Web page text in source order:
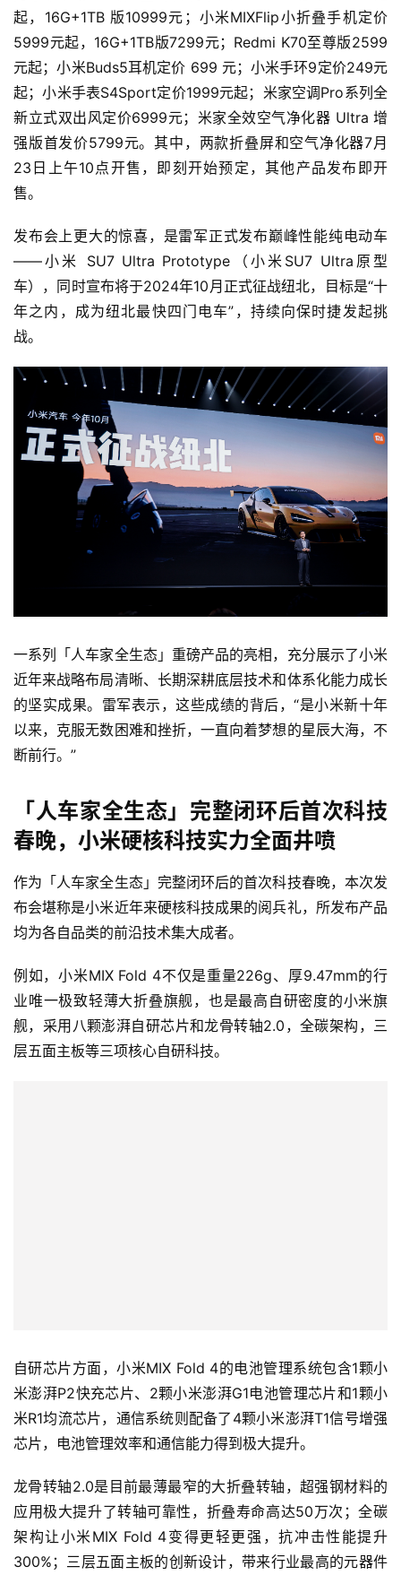
起，16G+1TB 版10999元；小米MIXFlip小折叠手机定价
5999元起，16G+1TB版7299元；Redmi K70至尊版2599
元起；小米Buds5耳机定价 699 元；小米手环9定价249元
起；小米手表S4Sport定价1999元起；米家空调Pro系列全
新立式双出风定价6999元；米家全效空气净化器 Ultra 增
强版首发价5799元。其中，两款折叠屏和空气净化器7月
23日上午10点开售，即刻开始预定，其他产品发布即开
售。
发布会上更大的惊喜，是雷军正式发布巅峰性能纯电动车
——小米 SU7 Ultra Prototype（小米SU7 Ultra原型
车），同时宣布将于2024年10月正式征战纽北，目标是“十
年之内，成为纽北最快四门电车”，持续向保时捷发起挑
战。
一系列「人车家全生态」重磅产品的亮相，充分展示了小米
近年来战略布局清晰、长期深耕底层技术和体系化能力成长
的坚实成果。雷军表示，这些成绩的背后，“是小米新十年
以来，克服无数困难和挫折，一直向着梦想的星辰大海，不
断前行。”
「人车家全生态」完整闭环后首次科技
春晚，小米硬核科技实力全面井喷
作为「人车家全生态」完整闭环后的首次科技春晚，本次发
布会堪称是小米近年来硬核科技成果的阅兵礼，所发布产品
均为各自品类的前沿技术集大成者。
例如，小米MIX Fold 4不仅是重量226g、厚9.47mm的行
业唯一极致轻薄大折叠旗舰，也是最高自研密度的小米旗
舰，采用八颗澎湃自研芯片和龙骨转轴2.0，全碳架构，三
层五面主板等三项核心自研科技。
自研芯片方面，小米MIX Fold 4的电池管理系统包含1颗小
米澎湃P2快充芯片、2颗小米澎湃G1电池管理芯片和1颗小
米R1均流芯片，通信系统则配备了4颗小米澎湃T1信号增强
芯片，电池管理效率和通信能力得到极大提升。
龙骨转轴2.0是目前最薄最窄的大折叠转轴，超强钢材料的
应用极大提升了转轴可靠性，折叠寿命高达50万次；全碳
架构让小米MIX Fold 4变得更轻更强，抗冲击性能提升
300%；三层五面主板的创新设计，带来行业最高的元器件